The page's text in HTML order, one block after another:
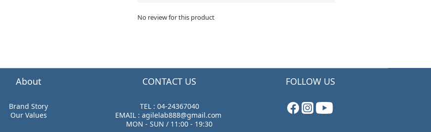
No review for this product
About
Brand Story
Our Values
CONTACT US
TEL : 04-24367040
EMAIL : agilelab888@gmail.com
MON - SUN / 11:00 - 19:30
FOLLOW US